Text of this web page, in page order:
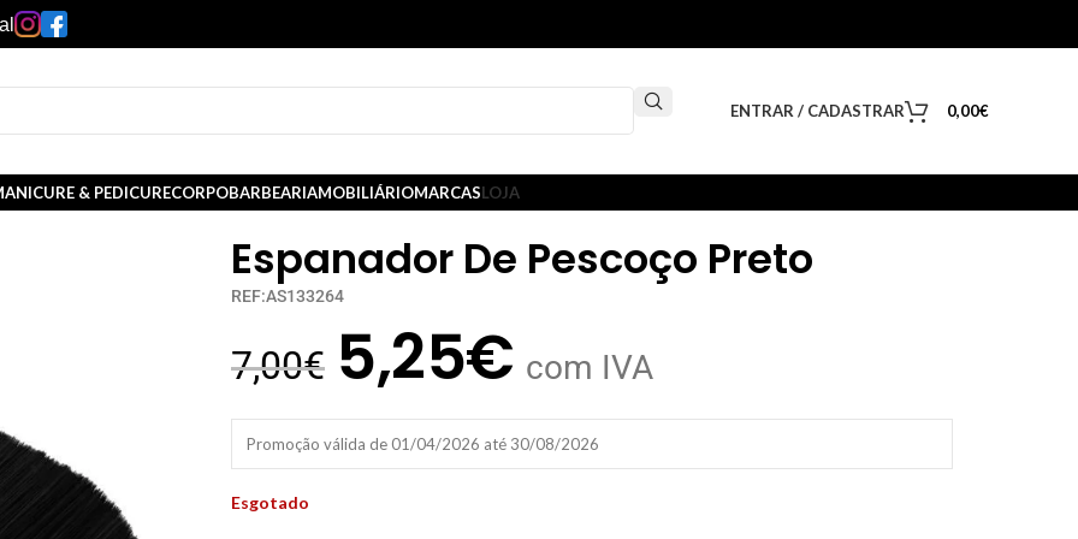
ENTRAR / CADASTRAR 0,00€
& PEDICURECORPOBARBEARIAMOBILIÁRIOMARCASLOJA
Espanador De Pescoço Preto
REF:AS133264
7,00€ 5,25€ com IVA
Promoção válida de 01/04/2026 até 30/08/2026
Esgotado